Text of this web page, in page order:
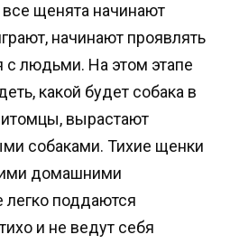
все щенята начинают
начинают проявлять
с людьми. На этом этапе
какой будет собака в
вырастают
собаками. Тихие щенки
домашними
поддаются
и не ведут себя